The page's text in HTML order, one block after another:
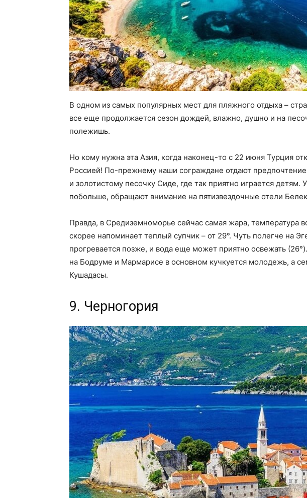
В одном из самых популярных мест для пляжного отдыха –
все еще продолжается сезон дождей, влажно, душно и на
полежишь.
Но кому нужна эта Азия, когда наконец-то с 22 июня Турция
Россией! По-прежнему наши сограждане отдают
и золотистому песочку Сиде, где так приятно играется детям.
побольше, обращают внимание на пятизвездочные отели
Правда, в Средиземноморье сейчас самая жара, температура
скорее напоминает теплый супчик – от 29°. Чуть полегче на
прогревается позже, и вода еще может приятно освежать
на Бодруме и Мармарисе в основном кучкуется молодежь, а
Кушадасы.
9. Черногория